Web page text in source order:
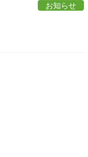
お知らせ